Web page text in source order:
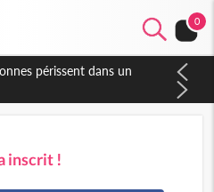
0
périssent dans un
inscrit !